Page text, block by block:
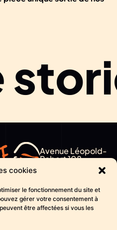
cookies
le fonctionnement du site et
gérer votre consentement à
être affectées si vous les
Avenue Léopold-
Robert 108
2300 La Chaux-
CH